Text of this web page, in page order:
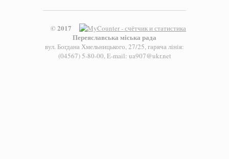
© 2017
Переяславська міська рада
вул. Богдана Хмельницького, 27/25, гаряча лінія:
(04567) 5-80-00, E-mail: ua907@ukr.net